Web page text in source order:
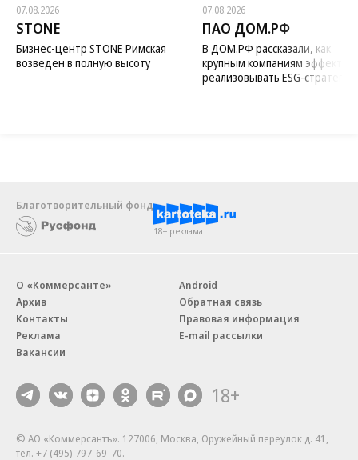
07.08.2026
STONE
Бизнес-центр STONE Римская
возведен в полную высоту
07.08.2026
ПАО ДОМ.РФ
В ДОМ.РФ рассказали, как
крупным компаниям
реализовывать ESG-стратегию
Благотворительный фонд
18+ реклама
О «Коммерсанте»
Архив
Контакты
Реклама
Вакансии
Android
Обратная связь
Правовая информация
E-mail рассылки
18+
© АО «Коммерсантъ». 127006, Москва, Оружейный переулок д. 41,
тел. +7 (495) 797-69-70.